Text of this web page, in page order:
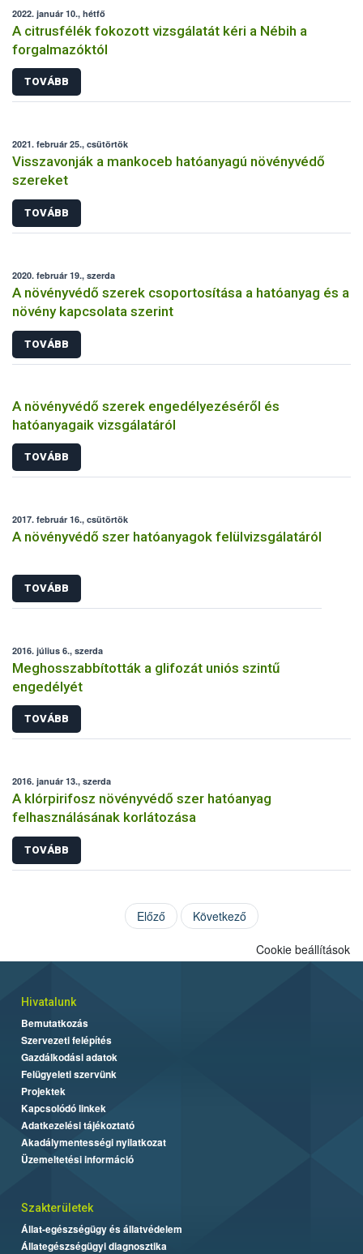
2022. január 10., hétfő
A citrusfélék fokozott vizsgálatát kéri a Nébih a
forgalmazóktól
TOVÁBB
2021. február 25., csütörtök
Visszavonják a mankoceb hatóanyagú növényvédő
szereket
TOVÁBB
2020. február 19., szerda
A növényvédő szerek csoportosítása a hatóanyag és a
növény kapcsolata szerint
TOVÁBB
A növényvédő szerek engedélyezéséről és
hatóanyagaik vizsgálatáról
TOVÁBB
2017. február 16., csütörtök
A növényvédő szer hatóanyagok felülvizsgálatáról
TOVÁBB
2016. július 6., szerda
Meghosszabbították a glifozát uniós szintű
engedélyét
TOVÁBB
2016. január 13., szerda
A klórpirifosz növényvédő szer hatóanyag
felhasználásának korlátozása
TOVÁBB
Előző Következő
Cookie beállítások
Hivatalunk
Bemutatkozás
Szervezeti felépítés
Gazdálkodási adatok
Felügyeleti szervünk
Projektek
Kapcsolódó linkek
Adatkezelési tájékoztató
Akadálymentességi nyilatkozat
Üzemeltetési információ
Szakterületek
Állat-egészségügy és állatvédelem
Állategészségügyi diagnosztika